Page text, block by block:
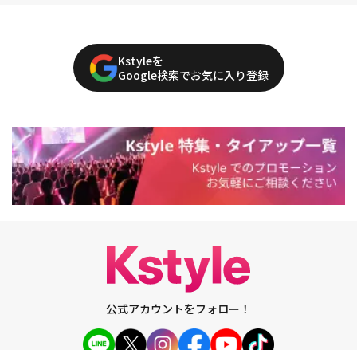
Kstyleを
Google検索でお気に入り登録
公式アカウントをフォロー！